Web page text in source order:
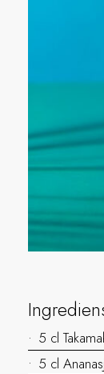
5 cl
5 cl